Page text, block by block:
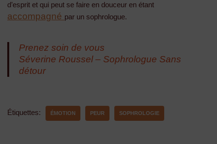
d’esprit et qui peut se faire en douceur en étant
accompagné par un sophrologue.
Prenez soin de vous
Séverine Roussel – Sophrologue Sans
détour
Étiquettes: ÉMOTION PEUR SOPHROLOGIE